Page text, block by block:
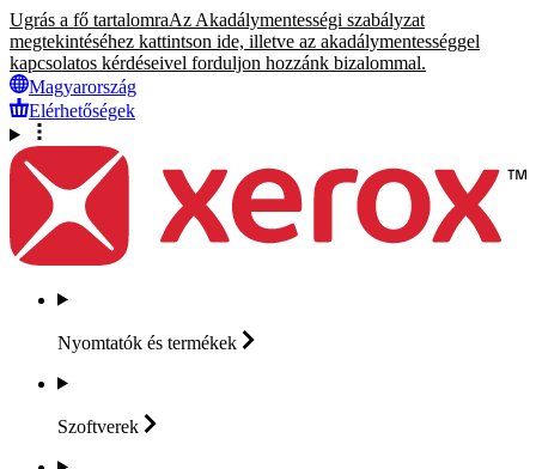
Ugrás a fő tartalomraAz Akadálymentességi szabályzat
megtekintéséhez kattintson ide, illetve az akadálymentességgel
kapcsolatos kérdéseivel forduljon hozzánk bizalommal.
Magyarország
Elérhetőségek
Nyomtatók és termékek
Szoftverek